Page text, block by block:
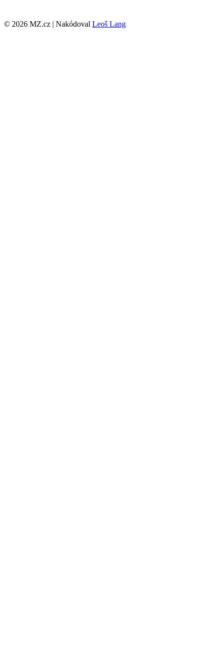
© 2026 MZ.cz | Nakódoval Leoš Lang